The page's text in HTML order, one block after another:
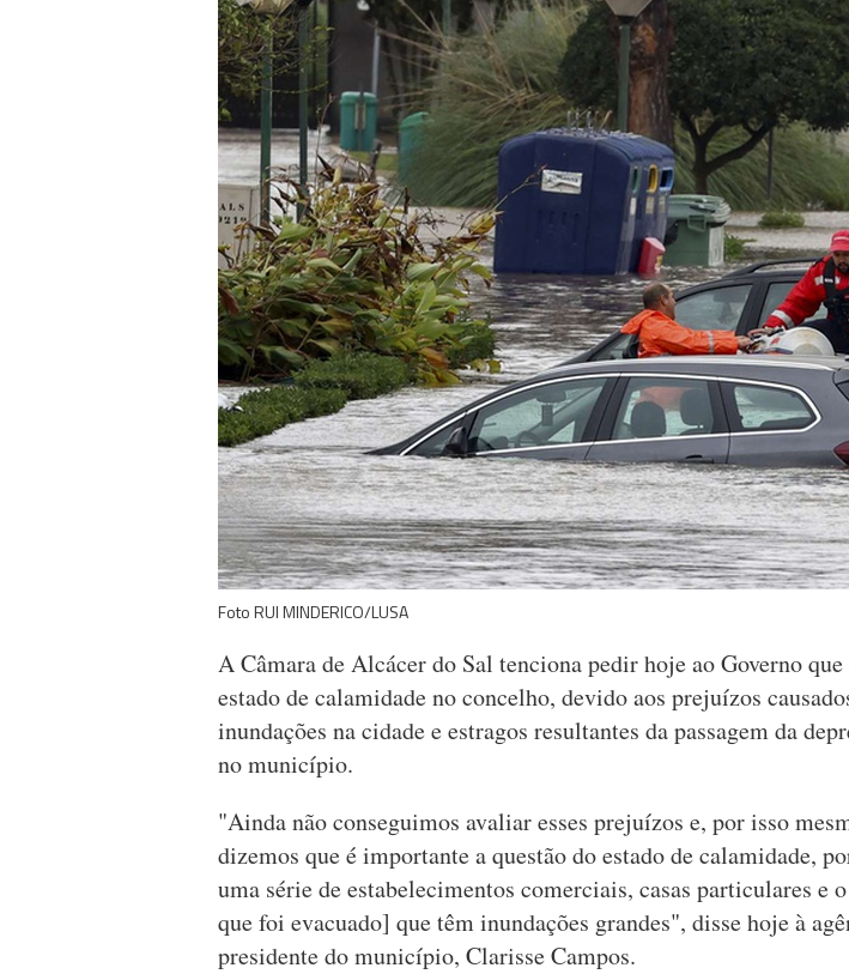
Foto RUI MINDERICO/LUSA
A Câmara de Alcácer do Sal tenciona pedir hoje ao Governo
estado de calamidade no concelho, devido aos prejuízos
inundações na cidade e estragos resultantes da passagem da
no município.
"Ainda não conseguimos avaliar esses prejuízos e, por isso
dizemos que é importante a questão do estado de calamidade,
uma série de estabelecimentos comerciais, casas particulares e
que foi evacuado] que têm inundações grandes", disse hoje à
presidente do município, Clarisse Campos.